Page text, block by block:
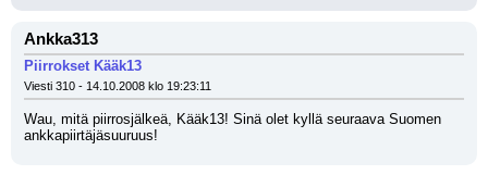
Ankka313
Piirrokset Kääk13
Viesti 310 - 14.10.2008 klo 19:23:11
Wau, mitä piirrosjälkeä, Kääk13! Sinä olet kyllä seuraava Suomen
ankkapiirtäjäsuuruus!